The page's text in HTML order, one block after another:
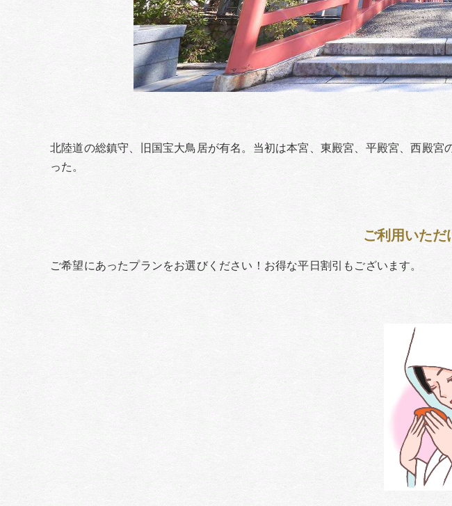
北陸道の総鎮守、旧国宝大鳥居が有名。当初は本宮、東殿宮、平殿宮、西殿
った。
ご利用いただ
ご希望にあったプランをお選びください！お得な平日割引もございます。